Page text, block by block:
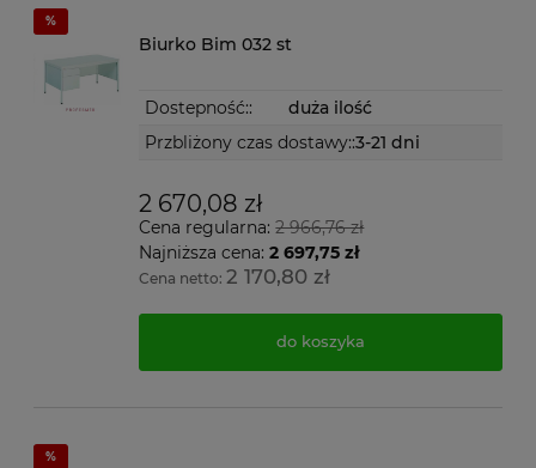
Biurko Bim 032 st
Dostepność::
duża ilość
Przbliżony czas dostawy::3-21 dni
2 670,08 zł
Cena regularna:2 966,76 zł
Najniższa cena:2 697,75 zł
Cena netto: 2 170,80 zł
do koszyka